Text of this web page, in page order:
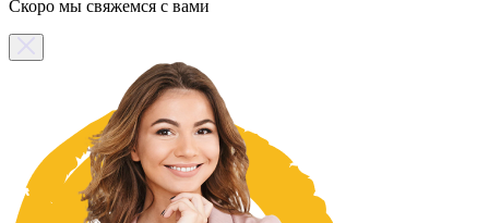
Скоро мы свяжемся с вами